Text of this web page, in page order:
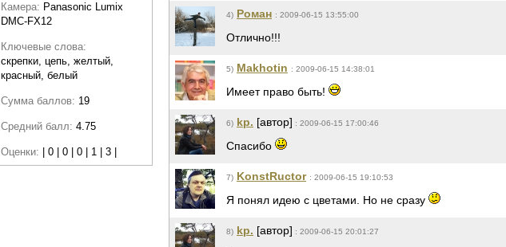
Камера: Panasonic Lumix
DMC-FX12
Ключевые слова:
скрепки, цепь, желтый,
красный, белый
Сумма баллов: 19
Средний балл: 4.75
Оценки: | 0 | 0 | 0 | 1 | 3 |
4) Роман : 2009-06-15 13:55:00
Отлично!!!
5) Makhotin : 2009-06-15 14:38:01
Имеет право быть!
6) kp. [автор] : 2009-06-15 17:00:46
Спасибо
7) KonstRuctor : 2009-06-15 19:10:53
Я понял идею с цветами. Но не сразу
8) kp. [автор] : 2009-06-15 20:01:27